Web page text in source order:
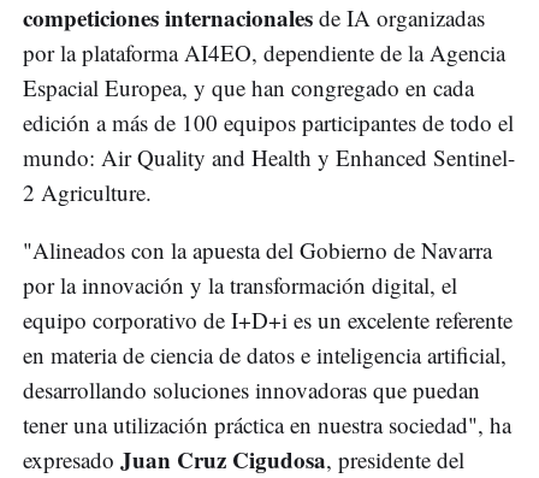
competiciones internacionales de IA organizadas
por la plataforma AI4EO, dependiente de la Agencia
Espacial Europea, y que han congregado en cada
edición a más de 100 equipos participantes de todo el
mundo: Air Quality and Health y Enhanced Sentinel-
2 Agriculture.
"Alineados con la apuesta del Gobierno de Navarra
por la innovación y la transformación digital, el
equipo corporativo de I+D+i es un excelente referente
en materia de ciencia de datos e inteligencia artificial,
desarrollando soluciones innovadoras que puedan
tener una utilización práctica en nuestra sociedad", ha
expresado Juan Cruz Cigudosa, presidente del